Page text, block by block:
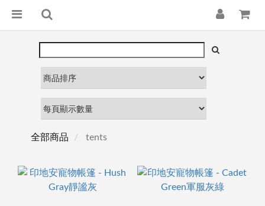
全部商品 tents